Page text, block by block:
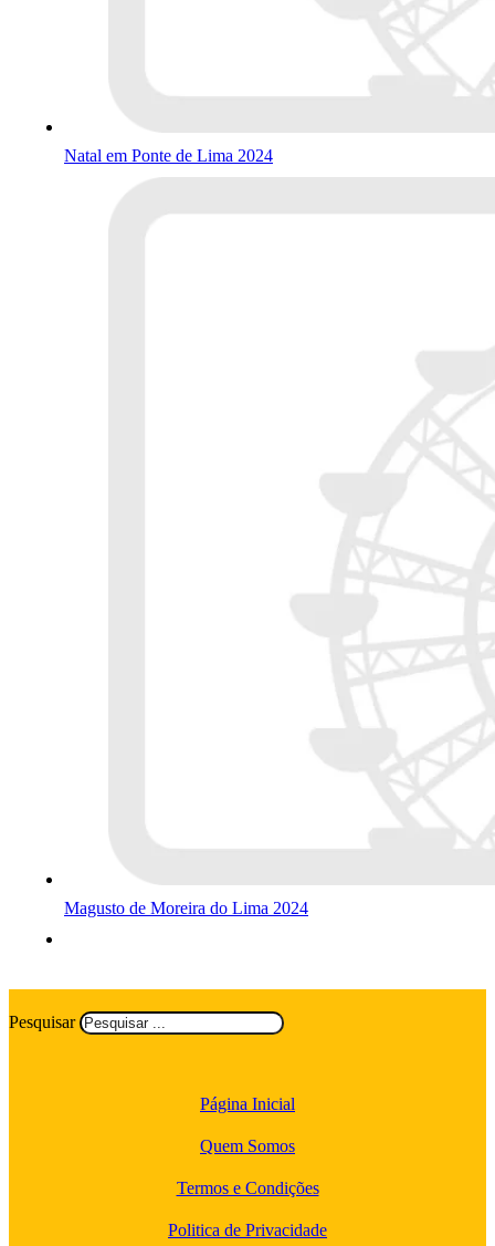
Natal em Ponte de Lima 2024
Magusto de Moreira do Lima 2024
Pesquisar
Página Inicial
Quem Somos
Termos e Condições
Politica de Privacidade